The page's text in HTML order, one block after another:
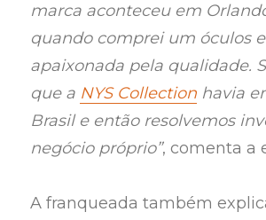
marca aconteceu em
quando comprei um óculos
apaixonada pela qualidade.
que a NYS Collection havia
Brasil e então resolvemos
negócio próprio”, comenta a
A franqueada também